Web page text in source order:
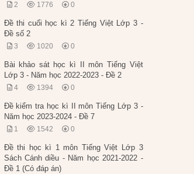
2 1776 0
Đề thi cuối học kì 2 Tiếng Việt Lớp 3 -
Đề số 2
3 1020 0
Bài khảo sát học kì II môn Tiếng Việt
Lớp 3 - Năm học 2022-2023 - Đề 2
4 1394 0
Đề kiểm tra học kì II môn Tiếng Lớp 3 -
Năm học 2023-2024 - Đề 7
1 1542 0
Đề thi học kì 1 môn Tiếng Việt Lớp 3
Sách Cánh diều - Năm học 2021-2022 -
Đề 1 (Có đáp án)